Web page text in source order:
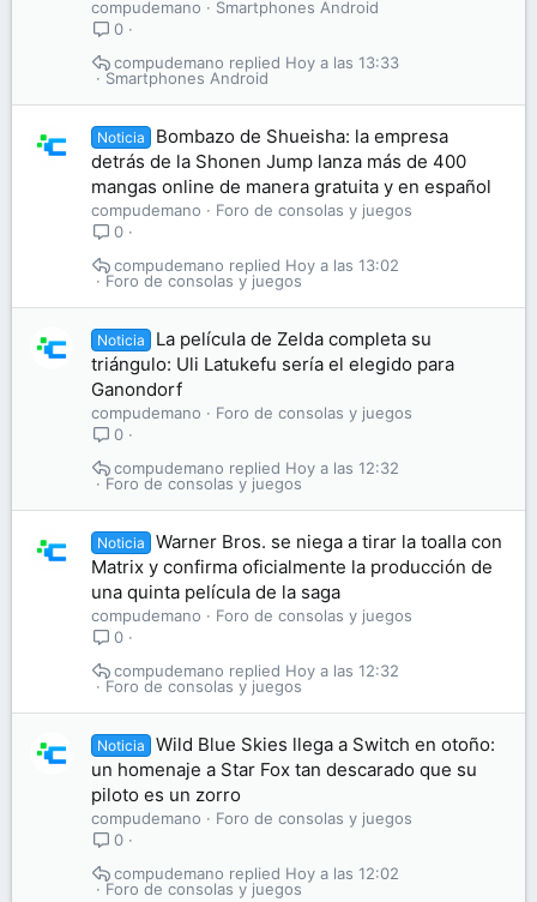
compudemano
Smartphones Android
0
Smartphones Android
Hoy a las 13:33
compudemano
Noticia
Bombazo de Shueisha: la empresa
detrás de la Shonen Jump lanza más de 400
mangas online de manera gratuita y en español
compudemano
Foro de consolas y juegos
0
Foro de consolas y juegos
Hoy a las 13:02
compudemano
Noticia
La película de Zelda completa su
triángulo: Uli Latukefu sería el elegido para
Ganondorf
compudemano
Foro de consolas y juegos
0
Foro de consolas y juegos
Hoy a las 12:32
compudemano
Noticia
Warner Bros. se niega a tirar la toalla con
Matrix y confirma oficialmente la producción de
una quinta película de la saga
compudemano
Foro de consolas y juegos
0
Foro de consolas y juegos
Hoy a las 12:32
compudemano
Noticia
Wild Blue Skies llega a Switch en otoño:
un homenaje a Star Fox tan descarado que su
piloto es un zorro
compudemano
Foro de consolas y juegos
0
Foro de consolas y juegos
Hoy a las 12:02
compudemano